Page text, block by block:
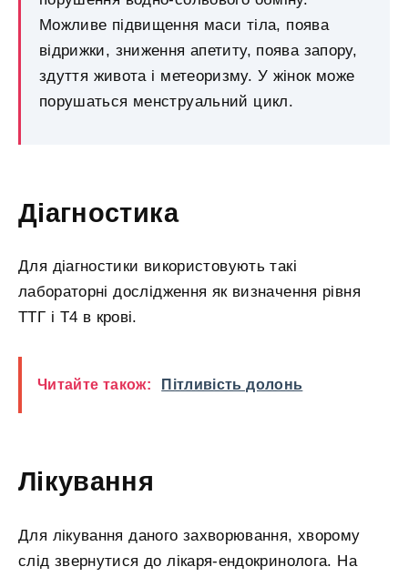
Можливе підвищення маси тіла, поява
відрижки, зниження апетиту, поява запору,
здуття живота і метеоризму. У жінок може
порушаться менструальний цикл.
Діагностика
Для діагностики використовують такі
лабораторні дослідження як визначення рівня
ТТГ і Т4 в крові.
Читайте також: Пітливість долонь
Лікування
Для лікування даного захворювання, хворому
слід звернутися до лікаря-ендокринолога. На